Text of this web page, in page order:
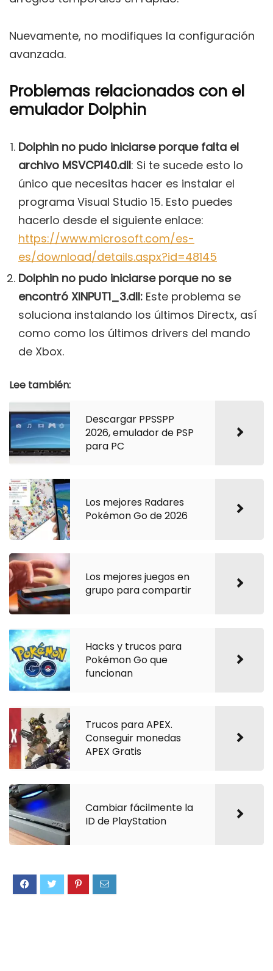
Nuevamente, no modifiques la configuración
avanzada.
Problemas relacionados con el
emulador Dolphin
Dolphin no pudo iniciarse porque falta el
archivo MSVCP140.dll: Si te sucede esto lo
único que necesitas hacer es instalar el
programa Visual Studio 15. Esto puedes
hacerlo desde el siguiente enlace:
https://www.microsoft.com/es-
es/download/details.aspx?id=48145
Dolphin no pudo iniciarse porque no se
encontró XINPUT1_3.dll: Este problema se
soluciona instalando los últimos Directx, así
como como los últimos drivers del mando
de Xbox.
Lee también:
Descargar PPSSPP
2026, emulador de PSP
para PC
Los mejores Radares
Pokémon Go de 2026
Los mejores juegos en
grupo para compartir
Hacks y trucos para
Pokémon Go que
funcionan
Trucos para APEX.
Conseguir monedas
APEX Gratis
Cambiar fácilmente la
ID de PlayStation